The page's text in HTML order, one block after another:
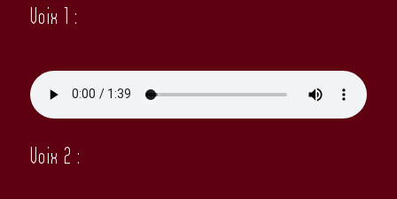
Voix 1 :
Voix 2 :